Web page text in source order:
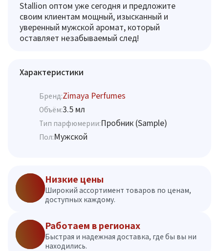
Stallion оптом уже сегодня и предложите
своим клиентам мощный, изысканный и
уверенный мужской аромат, который
оставляет незабываемый след!
Характеристики
Бренд:Zimaya Perfumes
Объём:3.5 мл
Тип парфюмерии:Пробник (Sample)
Пол:Мужской
Низкие цены
Широкий ассортимент товаров по ценам,
доступных каждому.
Работаем в регионах
Быстрая и надежная доставка, где бы вы ни
находились.